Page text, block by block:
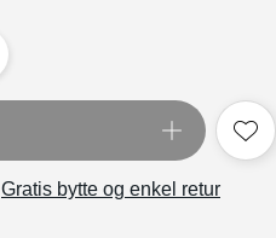
Gratis bytte og enkel retur